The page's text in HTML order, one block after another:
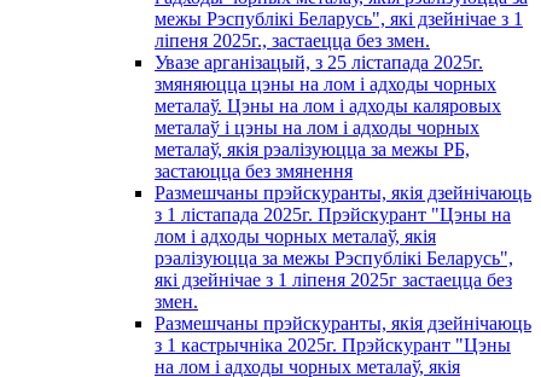
межы Рэспублікі Беларусь", які дзейнічае з 1
лiпеня 2025г., застаецца без змен.
Увазе арганізацый, з 25 лістапада 2025г.
змяняюцца цэны на лом і адходы чорных
металаў. Цэны на лом і адходы каляровых
металаў і цэны на лом і адходы чорных
металаў, якія рэалізуюцца за межы РБ,
застаюцца без змянення
Размешчаны прэйскуранты, якія дзейнічаюць
з 1 лiстапада 2025г. Прэйскурант "Цэны на
лом і адходы чорных металаў, якія
рэалізуюцца за межы Рэспублікі Беларусь",
які дзейнічае з 1 лiпеня 2025г застаецца без
змен.
Размешчаны прэйскуранты, якія дзейнічаюць
з 1 кастрычнiка 2025г. Прэйскурант "Цэны
на лом і адходы чорных металаў, якія